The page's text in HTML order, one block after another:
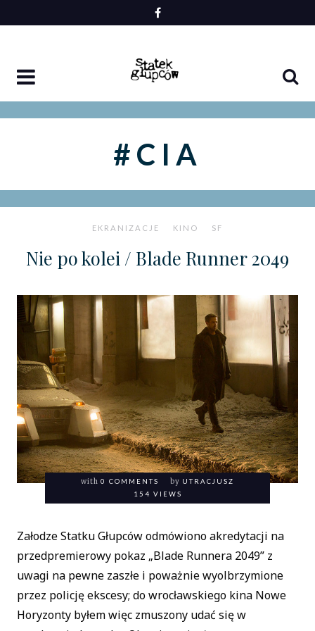
to
#CIA
EKRANIZACJE KINO SF
Nie po kolei / Blade Runner 2049
with 0 COMMENTS by UTRACJUSZ
154 VIEWS
Załodze Statku Głupców odmówiono akredytacji na
przedpremierowy pokaz „Blade Runnera 2049” z
uwagi na pewne zaszłe i poważnie wyolbrzymione
przez policję ekscesy; do wrocławskiego kina Nowe
Horyzonty byłem więc zmuszony udać się w